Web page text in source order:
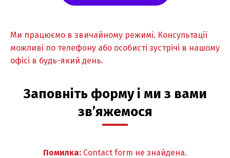
Ми працюємо в звичайному режимі. Консультації
можливі по телефону або особисті зустрічі в нашому
офісі в будь-який день.
Заповніть форму і ми з вами
зв’яжемося
Помилка: Contact form не знайдена.